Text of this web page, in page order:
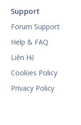
Support
Forum Support
Help & FAQ
Liên Hệ
Cookies Policy
Privacy Policy